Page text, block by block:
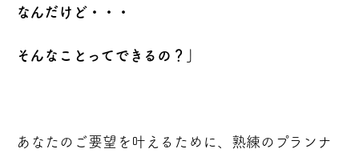
なんだけど・・・
そんなことってできるの？」
あなたのご要望を叶えるために、熟練のプランナ